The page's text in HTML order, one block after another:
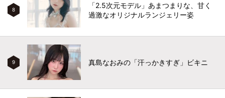
8
「2.5次元モデル」あまつまりな、甘く
過激なオリジナルランジェリー姿
9 真島なおみの「汗っかきすぎ」ビキニ